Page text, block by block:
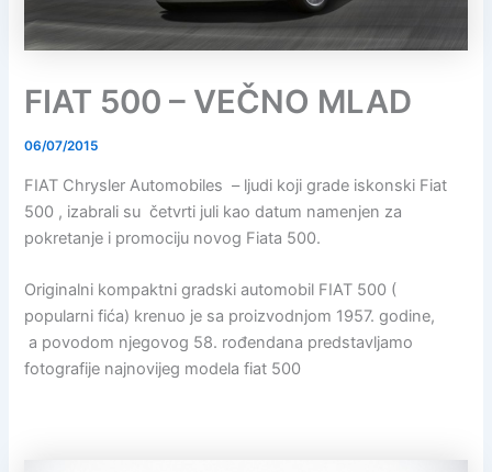
FIAT 500 – VEČNO MLAD
06/07/2015
FIAT Chrysler Automobiles – ljudi koji grade iskonski Fiat
500 , izabrali su četvrti juli kao datum namenjen za
pokretanje i promociju novog Fiata 500.
Originalni kompaktni gradski automobil FIAT 500 (
popularni fića) krenuo je sa proizvodnjom 1957. godine,
a povodom njegovog 58. rođendana predstavljamo
fotografije najnovijeg modela fiat 500